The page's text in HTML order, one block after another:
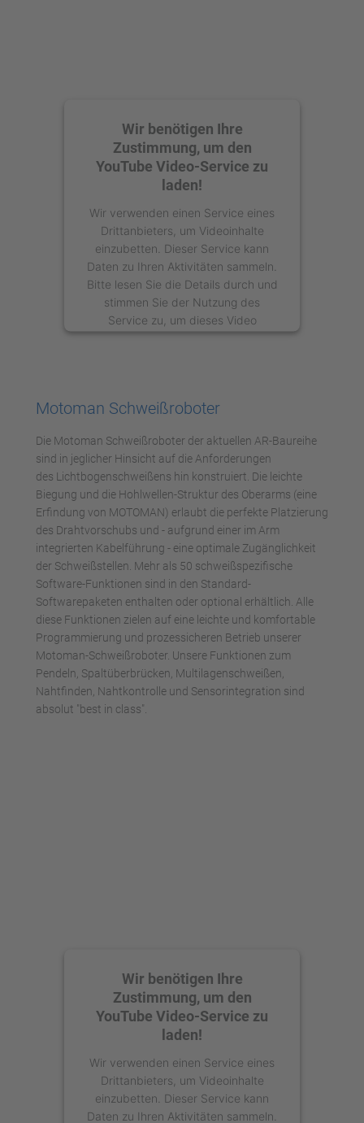
Wir benötigen Ihre
Zustimmung, um den
YouTube Video-Service zu
laden!
Wir verwenden einen Service eines
Drittanbieters, um Videoinhalte
einzubetten. Dieser Service kann
Daten zu Ihren Aktivitäten sammeln.
Bitte lesen Sie die Details durch und
stimmen Sie der Nutzung des
Service zu, um dieses Video
anzusehen.
powered by Usercentrics Consent
Management Platform
Motoman Schweißroboter
Die Motoman Schweißroboter der aktuellen AR-Baureihe
sind in jeglicher Hinsicht auf die Anforderungen
des Lichtbogenschweißens hin konstruiert. Die leichte
Biegung und die Hohlwellen-Struktur des Oberarms (eine
Erfindung von MOTOMAN) erlaubt die perfekte Platzierung
des Drahtvorschubs und - aufgrund einer im Arm
integrierten Kabelführung - eine optimale Zugänglichkeit
der Schweißstellen. Mehr als 50 schweißspezifische
Software-Funktionen sind in den Standard-
Softwarepaketen enthalten oder optional erhältlich. Alle
diese Funktionen zielen auf eine leichte und komfortable
Programmierung und prozessicheren Betrieb unserer
Motoman-Schweißroboter. Unsere Funktionen zum
Pendeln, Spaltüberbrücken, Multilagenschweißen,
Nahtfinden, Nahtkontrolle und Sensorintegration sind
absolut "best in class".
Wir benötigen Ihre
Zustimmung, um den
YouTube Video-Service zu
laden!
Wir verwenden einen Service eines
Drittanbieters, um Videoinhalte
einzubetten. Dieser Service kann
Daten zu Ihren Aktivitäten sammeln.